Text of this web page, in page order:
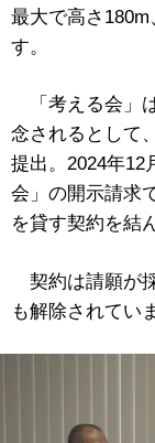
最大で高さ
す。
「考える会」
念されるとして
提出。2024年12
会」の開示請求
を貸す契約を結
契約は請願が
も解除されてい